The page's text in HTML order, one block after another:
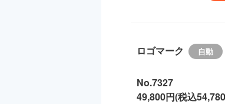
ロゴマーク
No.7327
49,800円(税込